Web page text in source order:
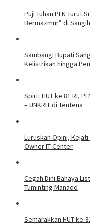
Puji Tuhan PLN Turut
Bermazmur” di
Sambangi Bupati
Kelistrikan hingga
Spirit HUT ke 81 RI,
– UNKRIT di Tentena
Luruskan Opini, Kejati
Owner IT Center
Cegah Dini Bahaya
Tuminting Manado
Semarakkan HUT ke-